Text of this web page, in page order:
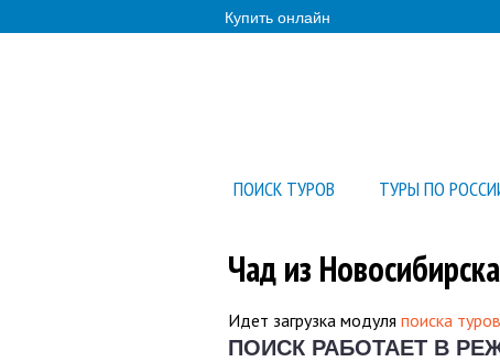
Купить онлайн
ПОИСК ТУРОВ ТУРЫ ПО
Чад из Новосибирска
Идет загрузка модуля поиска туров
ПОИСК РАБОТАЕТ В